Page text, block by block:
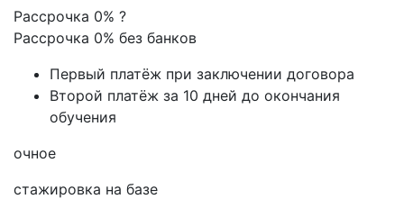
Рассрочка 0% ?
Рассрочка 0% без банков
Первый платёж при заключении договора
Второй платёж за 10 дней до окончания
обучения
очное
стажировка на базе